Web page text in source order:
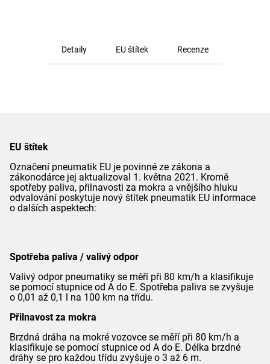
Detaily EU štítek Recenze
EU štítek
Označení pneumatik EU je povinné ze zákona a
zákonodárce jej aktualizoval 1. května 2021. Kromě
spotřeby paliva, přilnavosti za mokra a vnějšího hluku
odvalování poskytuje nový štítek pneumatik EU informace
o dalších aspektech:
Spotřeba paliva / valivý odpor
Valivý odpor pneumatiky se měří při 80 km/h a klasifikuje
se pomocí stupnice od A do E. Spotřeba paliva se zvyšuje
o 0,01 až 0,1 l na 100 km na třídu.
Přilnavost za mokra
Brzdná dráha na mokré vozovce se měří při 80 km/h a
klasifikuje se pomocí stupnice od A do E. Délka brzdné
dráhy se pro každou třídu zvyšuje o 3 až 6 m.